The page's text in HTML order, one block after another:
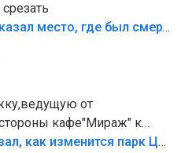
«Попал на пику»: СК показал место, где был смертельно травмирован ребенок в Тольятти
от
кафе"Мираж" к
то бордюры
Глава Тольятти рассказал, как изменится парк Центрального района